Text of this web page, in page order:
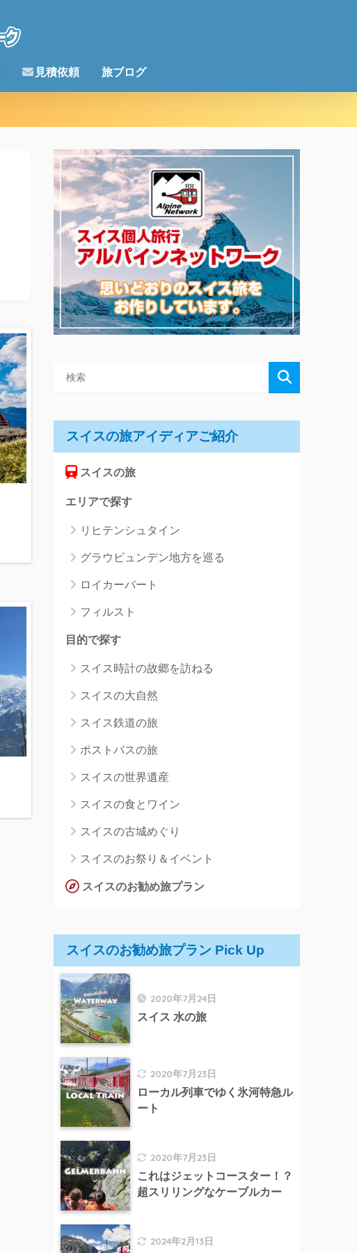
見積依頼 旅ブログ
スイスの旅アイディアご紹介
スイスの旅
エリアで探す
リヒテンシュタイン
グラウビュンデン地方を巡る
ロイカーバート
フィルスト
目的で探す
スイス時計の故郷を訪ねる
スイスの大自然
スイス鉄道の旅
ポストバスの旅
スイスの世界遺産
スイスの食とワイン
スイスの古城めぐり
スイスのお祭り＆イベント
スイスのお勧め旅プラン
スイスのお勧め旅プラン Pick Up
2020年7月24日
スイス 水の旅
2020年7月23日
ローカル列車でゆく氷河特急ル
ート
2020年7月23日
これはジェットコースター！？
超スリリングなケーブルカー
2024年2月13日